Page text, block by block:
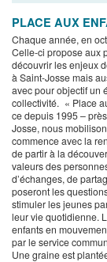
PLACE AUX
Chaque année, en
Celle-ci propose aux
découvrir les enjeux
à Saint-Josse mais
avec pour objectif un
collectivité. « Place
ce depuis 1995 –
Josse, nous
commence avec la
de partir à la
valeurs des
d’échanges, de
poseront les
stimuler les jeunes
leur vie quotidienne.
enfants en
par le service
Une graine est